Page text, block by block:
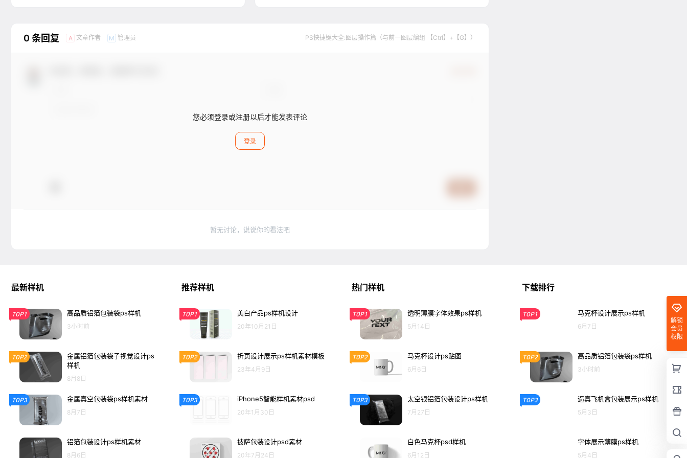
0 条回复 A 文章作者 M 管理员 PS快捷键大全:图层操作篇（与前一图层编组 【Ctrl】+【G】）
您必须登录或注册以后才能发表评论
登录
暂无讨论，说说你的看法吧
解锁
会员
权限
最新样机
TOP1 高品质铝箔包装袋ps样机
3小时前
TOP2
金属铝箔包装袋子视觉设计ps
样机
8月8日
TOP3 金属真空包装袋ps样机素材
8月7日
铝箔包装设计ps样机素材
8月6日
推荐样机
TOP1 美白产品ps样机设计
20年10月21日
TOP2 折页设计展示ps样机素材模板
23年4月9日
TOP3 iPhone5智能样机素材psd
20年1月30日
披萨包装设计psd素材
20年7月24日
热门样机
TOP1 透明薄膜字体效果ps样机
5月14日
TOP2 马克杯设计ps贴图
6月6日
TOP3 太空银铝箔包装设计ps样机
7月27日
白色马克杯psd样机
6月12日
下载排行
TOP1 马克杯设计展示ps样机
6月7日
TOP2 高品质铝箔包装袋ps样机
3小时前
TOP3 逼真飞机盒包装展示ps样机
5月3日
字体展示薄膜ps样机
5月4日